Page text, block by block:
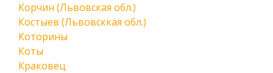
Корчин (Львовская обл.)
Костыев (Львовсккая обл.)
Которины
Коты
Краковец